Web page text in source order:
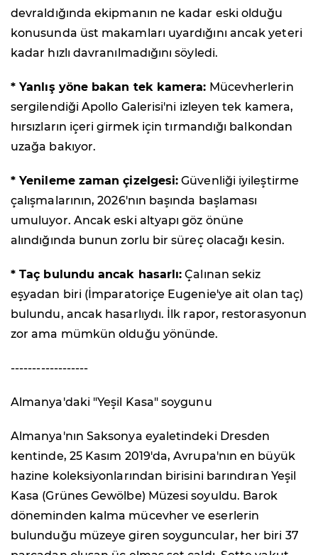
devraldığında ekipmanın ne kadar eski olduğu
konusunda üst makamları uyardığını ancak yeteri
kadar hızlı davranılmadığını söyledi.
* Yanlış yöne bakan tek kamera: Mücevherlerin
sergilendiği Apollo Galerisi'ni izleyen tek kamera,
hırsızların içeri girmek için tırmandığı balkondan
uzağa bakıyor.
* Yenileme zaman çizelgesi: Güvenliği iyileştirme
çalışmalarının, 2026'nın başında başlaması
umuluyor. Ancak eski altyapı göz önüne
alındığında bunun zorlu bir süreç olacağı kesin.
* Taç bulundu ancak hasarlı: Çalınan sekiz
eşyadan biri (İmparatoriçe Eugenie'ye ait olan taç)
bulundu, ancak hasarlıydı. İlk rapor, restorasyonun
zor ama mümkün olduğu yönünde.
------------------
Almanya'daki "Yeşil Kasa" soygunu
Almanya'nın Saksonya eyaletindeki Dresden
kentinde, 25 Kasım 2019'da, Avrupa'nın en büyük
hazine koleksiyonlarından birisini barındıran Yeşil
Kasa (Grünes Gewölbe) Müzesi soyuldu. Barok
döneminden kalma mücevher ve eserlerin
bulunduğu müzeye giren soyguncular, her biri 37